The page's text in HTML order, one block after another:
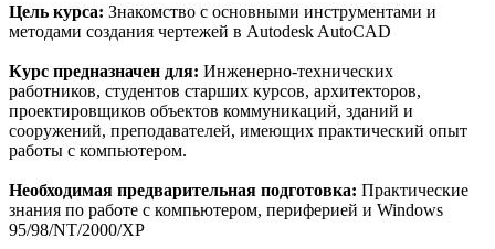
Цель курса: Знакомство с основными инструментами и
методами создания чертежей в Autodesk AutoCAD
Курс предназначен для: Инженерно-технических
работников, студентов старших курсов, архитекторов,
проектировщиков объектов коммуникаций, зданий и
сооружений, преподавателей, имеющих практический опыт
работы с компьютером.
Необходимая предварительная подготовка: Практические
знания по работе с компьютером, периферией и Windows
95/98/NT/2000/XP